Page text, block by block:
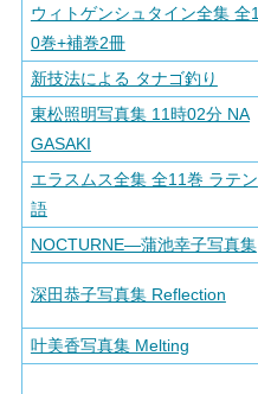
ウィトゲンシュタイン全集 全1
0巻+補巻2冊
新技法による タナゴ釣り
東松照明写真集 11時02分 NA
GASAKI
エラスムス全集 全11巻 ラテン
語
NOCTURNE―蒲池幸子写真集
深田恭子写真集 Reflection
叶美香写真集 Melting